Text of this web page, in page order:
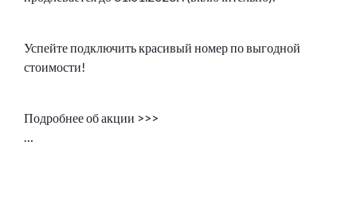
Успейте подключить красивый номер по выгодной
стоимости!
Подробнее об акции >>>
…